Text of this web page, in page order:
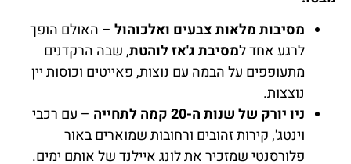
מסיבות מלאות צבעים ואלכוהול– האולם הופך
לרגע אחד למסיבת ג'אז לוהטת, שבה הרקדנים
מתעופפים על הבמה עם נוצות, פאייטים וכוסות יין
נוצצות.
ניו יורק של שנות ה-20 קמה לתחייה
– עם רכבי
וינטג', קירות זהובים ורחובות שמוארים באור
פלורסנטי שמזכיר את לונג איילנד של אותם ימים.